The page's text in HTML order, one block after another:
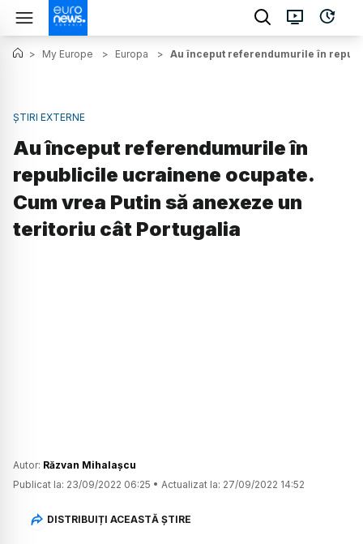
> My Europe > Europa > Au început referendumurile în
ȘTIRI EXTERNE
Au început referendumurile în
republicile ucrainene ocupate.
Cum vrea Putin să anexeze un
teritoriu cât Portugalia
Autor: Răzvan Mihalașcu
Publicat la: 23/09/2022 06:25 • Actualizat la: 27/09/2022 14:52
DISTRIBUIȚI ACEASTĂ ȘTIRE